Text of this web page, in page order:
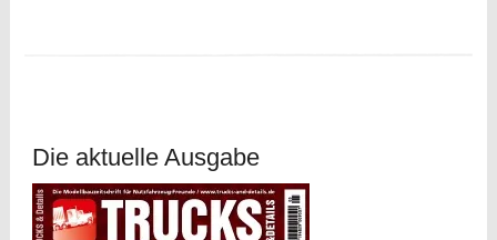
Die aktuelle Ausgabe